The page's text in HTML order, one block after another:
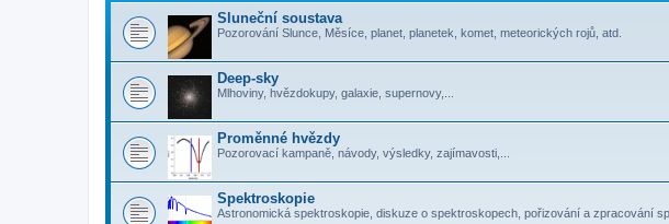
Sluneční soustava
Pozorování Slunce, Měsíce, planet, planetek, komet, meteorických rojů, atd.
Deep-sky
Mlhoviny, hvězdokupy, galaxie, supernovy,...
Proměnné hvězdy
Pozorovací kampaně, návody, výsledky, zajímavosti,...
Spektroskopie
Astronomická spektroskopie, diskuze o spektroskopech, pořizování a zpracování